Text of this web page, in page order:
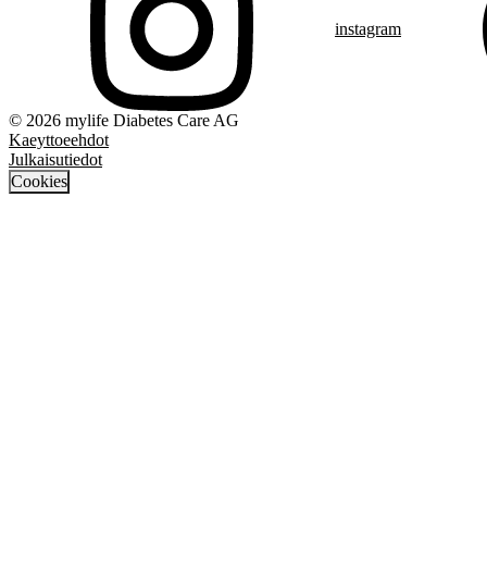
instagram
© 2026 mylife Diabetes Care AG
Kaeyttoeehdot
Julkaisutiedot
Cookies